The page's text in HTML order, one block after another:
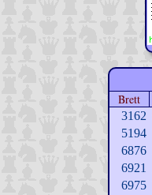
Brett
3162
5194
6876
6921
6975